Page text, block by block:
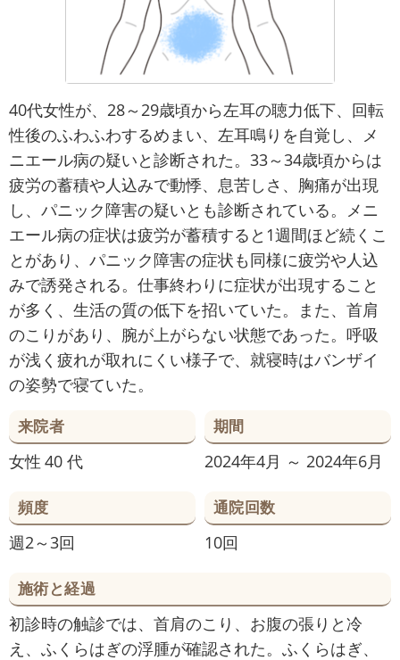
40代女性が、28～29歳頃から左耳の聴力低下、回転
性後のふわふわするめまい、左耳鳴りを自覚し、メ
ニエール病の疑いと診断された。33～34歳頃からは
疲労の蓄積や人込みで動悸、息苦しさ、胸痛が出現
し、パニック障害の疑いとも診断されている。メニ
エール病の症状は疲労が蓄積すると1週間ほど続くこ
とがあり、パニック障害の症状も同様に疲労や人込
みで誘発される。仕事終わりに症状が出現すること
が多く、生活の質の低下を招いていた。また、首肩
のこりがあり、腕が上がらない状態であった。呼吸
が浅く疲れが取れにくい様子で、就寝時はバンザイ
の姿勢で寝ていた。
来院者
女性 40 代
期間
2024年4月 ～ 2024年6月
頻度
週2～3回
通院回数
10回
施術と経過
初診時の触診では、首肩のこり、お腹の張りと冷
え、ふくらはぎの浮腫が確認された。ふくらはぎ、